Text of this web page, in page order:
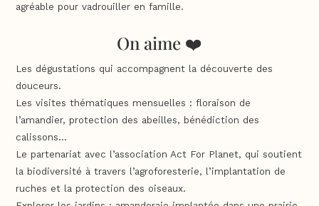
agréable pour vadrouiller en famille.
On aime ❤️
Les dégustations qui accompagnent la découverte des
douceurs.
Les visites thématiques mensuelles : floraison de
l’amandier, protection des abeilles, bénédiction des
calissons…
Le partenariat avec l’association Act For Planet, qui soutient
la biodiversité à travers l’agroforesterie, l’implantation de
ruches et la protection des oiseaux.